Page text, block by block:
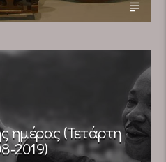
ημέρας (Τετάρτη
2019)